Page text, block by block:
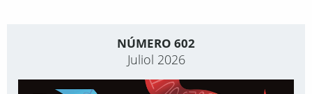
NÚMERO 602
Juliol 2026